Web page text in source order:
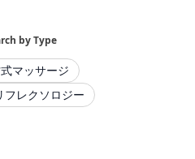
by Type
マッサージ
フレクソロジー